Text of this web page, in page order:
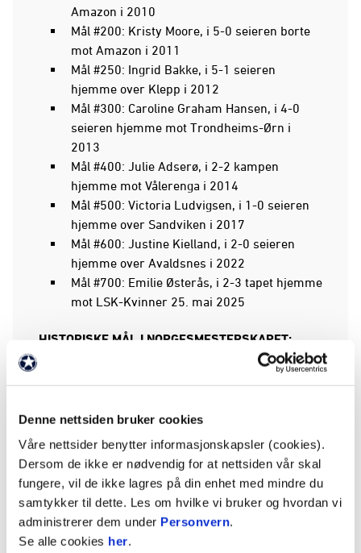
Denne nettsiden bruker cookies
Våre nettsider benytter informasjonskapsler (cookies).
Dersom de ikke er nødvendig for at nettsiden vår skal
fungere, vil de ikke lagres på din enhet med mindre du
samtykker til dette. Les om hvilke vi bruker og hvordan vi
administrerer dem under Personvern.
Se alle cookies her.
Amazon i 2010
Mål #200: Kristy Moore, i 5-0 seieren borte
mot Amazon i 2011
Mål #250: Ingrid Bakke, i 5-1 seieren
hjemme over Klepp i 2012
Mål #300: Caroline Graham Hansen, i 4-0
seieren hjemme mot Trondheims-Ørn i
2013
Mål #400: Julie Adserø, i 2-2 kampen
hjemme mot Vålerenga i 2014
Mål #500: Victoria Ludvigsen, i 1-0 seieren
hjemme over Sandviken i 2017
Mål #600: Justine Kielland, i 2-0 seieren
hjemme over Avaldsnes i 2022
Mål #700: Emilie Østerås, i 2-3 tapet hjemme
mot LSK-Kvinner 25. mai 2025
HISTORISKE MÅL I NORGESMESTERSKAPET:
Mål #1: Lise Klaveness, i 2-1 serien borte
over Bossekop i 2015
borte over Nanset i 2021
HISTORISKE MÅL I CHAMPIONS LEAGUE:
Mål #1: Cathrine Dekkerhus, i 1-0 seieren
hjemme over FFC Frankfurt i 2011